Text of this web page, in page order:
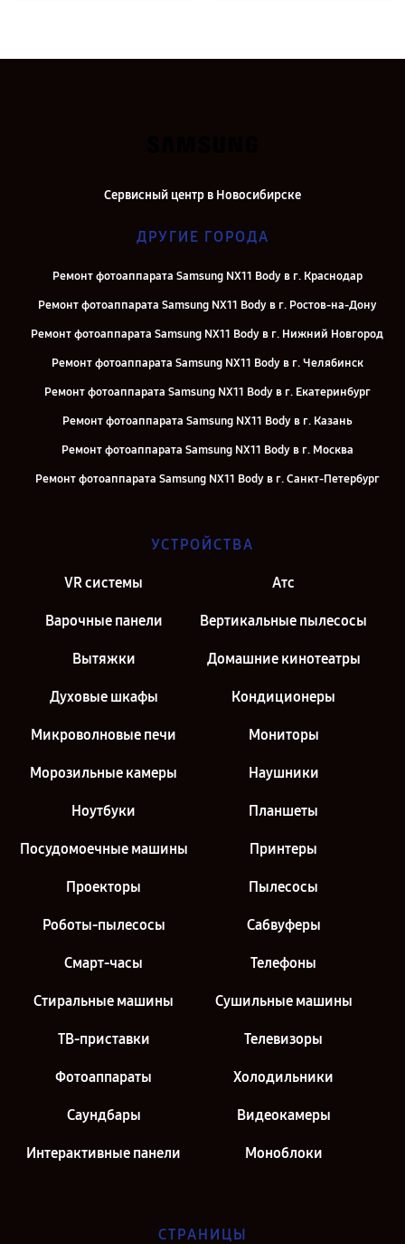
Сервисный центр в Новосибирске
ДРУГИЕ ГОРОДА
Ремонт фотоаппарата Samsung NX11 Body в г. Краснодар
Ремонт фотоаппарата Samsung NX11 Body в г. Ростов-на-Дону
Ремонт фотоаппарата Samsung NX11 Body в г. Нижний Новгород
Ремонт фотоаппарата Samsung NX11 Body в г. Челябинск
Ремонт фотоаппарата Samsung NX11 Body в г. Екатеринбург
Ремонт фотоаппарата Samsung NX11 Body в г. Казань
Ремонт фотоаппарата Samsung NX11 Body в г. Москва
Ремонт фотоаппарата Samsung NX11 Body в г. Санкт-Петербург
УСТРОЙСТВА
VR системы Атс
Варочные панели Вертикальные пылесосы
Вытяжки Домашние кинотеатры
Духовые шкафы Кондиционеры
Микроволновые печи Мониторы
Морозильные камеры Наушники
Ноутбуки Планшеты
Посудомоечные машины Принтеры
Проекторы Пылесосы
Роботы-пылесосы Сабвуферы
Смарт-часы Телефоны
Стиральные машины Сушильные машины
ТВ-приставки Телевизоры
Фотоаппараты Холодильники
Саундбары Видеокамеры
Интерактивные панели Моноблоки
СТРАНИЦЫ